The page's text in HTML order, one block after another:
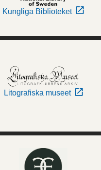
Kungliga Biblioteket
Litografiska museet